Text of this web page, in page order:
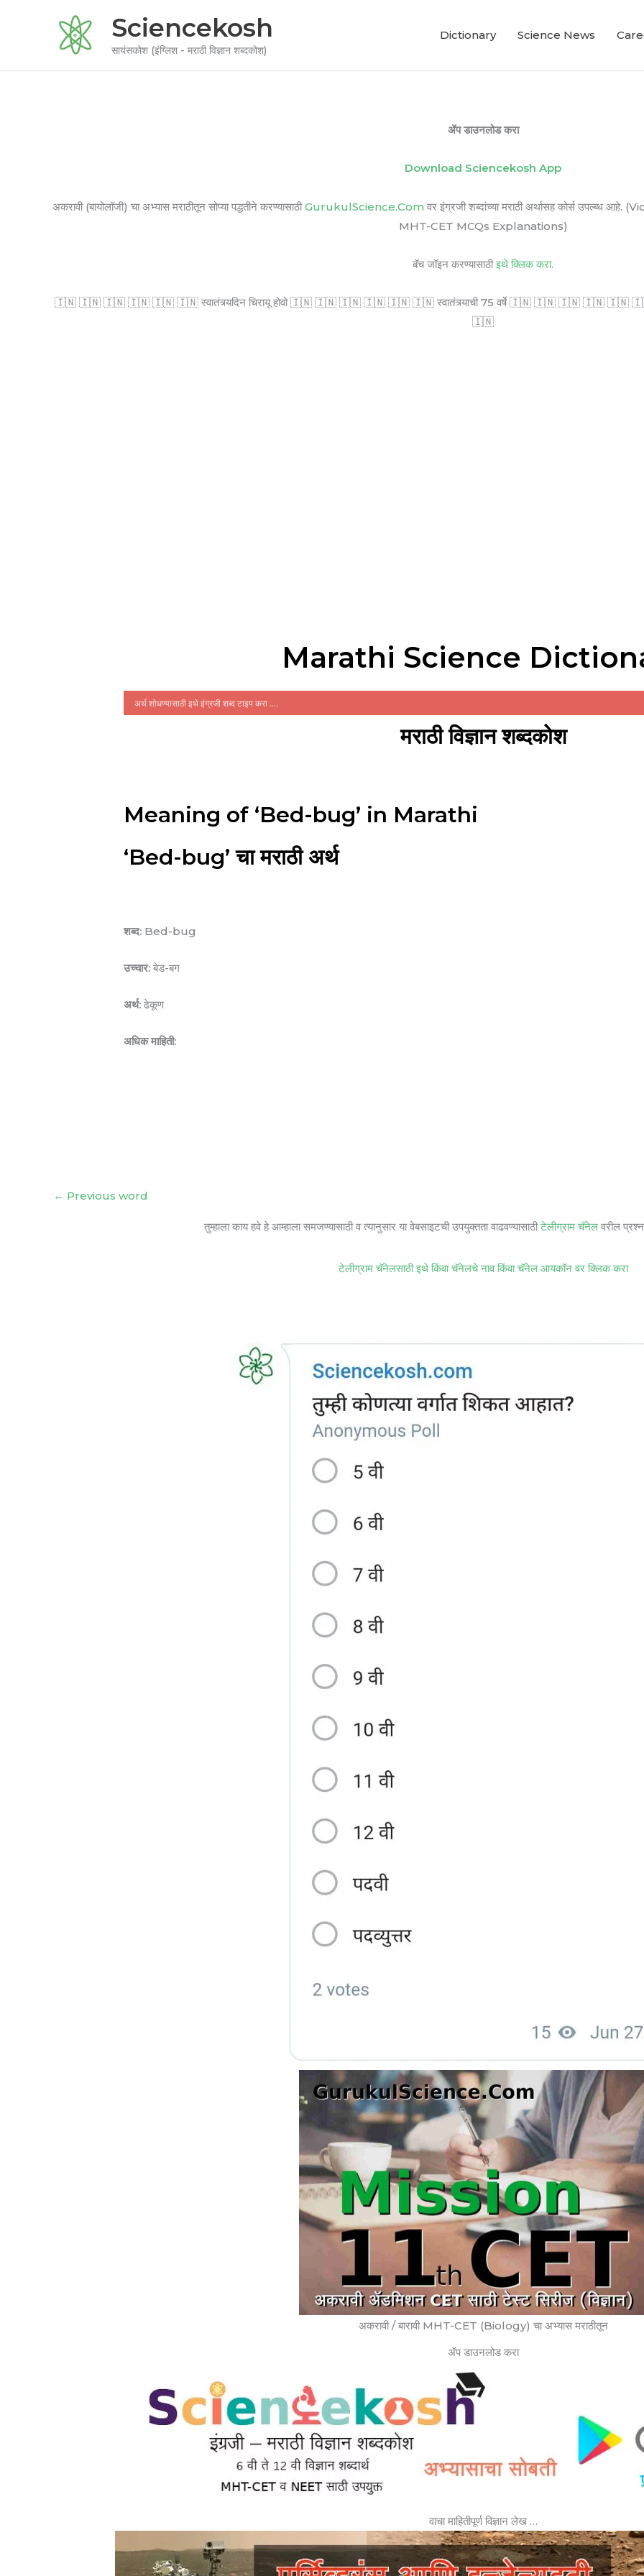
Sciencekosh
सायंसकोश (इंग्लिश - मराठी विज्ञान शब्दकोश)
Dictionary Science News
ॲप डाउनलोड करा
Download Sciencekosh App
अकरावी (बायोलॉजी) चा अभ्यास मराठीतून सोप्या पद्धतीने करण्यासाठीGurukulScience.Com वर इंग्रजी शब्दांच्या मराठी अर्थासह कोर्स
MHT-CET MCQs Explanations)
बॅच जॉइन करण्यासाठीइथे क्लिक करा.
🇮🇳 🇮🇳 🇮🇳 🇮🇳 🇮🇳 🇮🇳 स्वातंत्र्यदिन चिरायू होवो 🇮🇳 🇮🇳 🇮🇳 🇮🇳 🇮🇳 🇮🇳 स्वातंत्र्याची 75 वर्षे 🇮🇳 🇮🇳 🇮🇳 🇮🇳 🇮🇳 🇮🇳
🇮🇳
Marathi Science
मराठी विज्ञान शब्दकोश
Meaning of ‘Bed-bug’ in Marathi
‘Bed-bug’ चा मराठी अर्थ
शब्द: Bed-bug
उच्चार: बेड-बग
अर्थ: ढेकूण
अधिक माहिती:
← Previous word
तुम्हाला काय हवे हे आम्हाला समजण्यासाठी व त्यानुसार या वेबसाइटची उपयुक्तता वाढवण्यासाठीटेलीग्राम चॅनेल वरील
टेलीग्राम चॅनेलसाठी इथे किंवा चॅनेलचे नाव किंवा चॅनेल आयकॉन वर क्लिक करा
अकरावी / बारावी MHT-CET (Biology) चा अभ्यास मराठीतून
ॲप डाउनलोड करा
वाचा माहितीपूर्ण विज्ञान लेख …